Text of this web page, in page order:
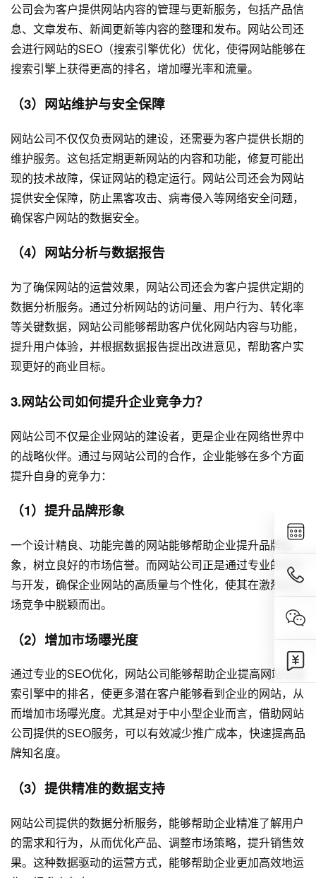
公司会为客户提供网站内容的管理与更新服务，包括产品信
息、文章发布、新闻更新等内容的整理和发布。网站公司还
会进行网站的SEO（搜索引擎优化）优化，使得网站能够在
搜索引擎上获得更高的排名，增加曝光率和流量。
（3）网站维护与安全保障
网站公司不仅仅负责网站的建设，还需要为客户提供长期的
维护服务。这包括定期更新网站的内容和功能，修复可能出
现的技术故障，保证网站的稳定运行。网站公司还会为网站
提供安全保障，防止黑客攻击、病毒侵入等网络安全问题，
确保客户网站的数据安全。
（4）网站分析与数据报告
为了确保网站的运营效果，网站公司还会为客户提供定期的
数据分析服务。通过分析网站的访问量、用户行为、转化率
等关键数据，网站公司能够帮助客户优化网站内容与功能，
提升用户体验，并根据数据报告提出改进意见，帮助客户实
现更好的商业目标。
3.网站公司如何提升企业竞争力？
网站公司不仅是企业网站的建设者，更是企业在网络世界中
的战略伙伴。通过与网站公司的合作，企业能够在多个方面
提升自身的竞争力：
（1）提升品牌形象
一个设计精良、功能完善的网站能够帮助企业提升品牌形
象，树立良好的市场信誉。而网站公司正是通过专业的设计
与开发，确保企业网站的高质量与个性化，使其在激烈的市
场竞争中脱颖而出。
（2）增加市场曝光度
通过专业的SEO优化，网站公司能够帮助企业提高网站在搜
索引擎中的排名，使更多潜在客户能够看到企业的网站，从
而增加市场曝光度。尤其是对于中小型企业而言，借助网站
公司提供的SEO服务，可以有效减少推广成本，快速提高品
牌知名度。
（3）提供精准的数据支持
网站公司提供的数据分析服务，能够帮助企业精准了解用户
的需求和行为，从而优化产品、调整市场策略，提升销售效
果。这种数据驱动的运营方式，能够帮助企业更加高效地运